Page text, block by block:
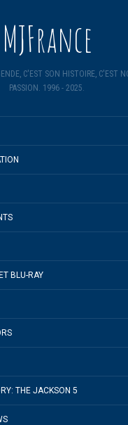
MJFrance
C'EST SON HISTOIRE, C'EST
PASSION. 1996 - 2025.
BLU-RAY
THE JACKSON 5